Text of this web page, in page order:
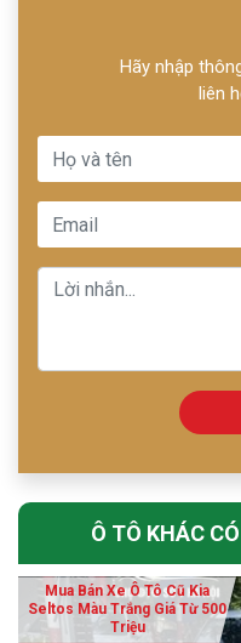
Hãy nhập
liên
Ô TÔ KHÁC
Mua Bán Xe Ô Tô Cũ Kia
Seltos Màu Trắng Giá Từ 500
Triệu